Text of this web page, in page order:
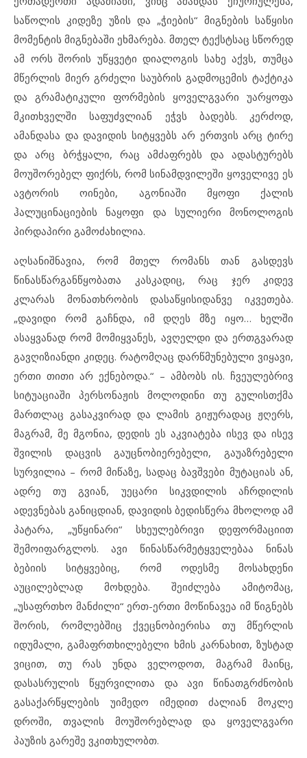
საწოლის კიდეზე უზის და „ჭიების“ მიგნების საწყისი
მომენტის მიგნებაში ეხმარება. მთელ ტექსტსაც სწორედ
ამ ორს შორის უწყვეტი დიალოგის სახე აქვს, თუმცა
მწერლის მიერ გრძელი საუბრის გადმოცემის ტაქტიკა
და გრამატიკული ფორმების ყოველგვარი უარყოფა
მკითხველში საფუძვლიან ეჭვს ბადებს. კერძოდ,
ამანდასა და დავიდის სიტყვებს არ ერთვის არც ტირე
და არც ბრჭყალი, რაც ამძაფრებს და ადასტურებს
მოუშორებელ ფიქრს, რომ სინამდვილეში ყოველივე ეს
ავტორის ოინები, აგონიაში მყოფი ქალის
ჰალუცინაციების ნაყოფი და სულიერი მონოლოგის
პირდაპირი გამოძახილია.
აღსანიშნავია, რომ მთელ რომანს თან გასდევს
წინასწარგანწყობათა კასკადიც, რაც ჯერ კიდევ
კლარას მონათხრობის დასაწყისიდანვე იკვეთება.
„დავიდი რომ გაჩნდა, იმ დღეს მზე იყო… ხელში
ასაყვანად რომ მომიყვანეს, ავღელდი და ერთგვარად
გავღიზიანდი კიდეც. რატომღაც დარწმუნებული ვიყავი,
ერთი თითი არ ექნებოდა.“ – ამბობს ის. ჩვეულებრივ
სიტუაციაში პერსონაჟის მოლოდინი თუ გულისთქმა
მართლაც გასაკვირად და ლამის გიჟურადაც ჟღერს,
მაგრამ, მე მგონია, დედის ეს აკვიატება ისევ და ისევ
შვილის დაცვის გაუცნობიერებელი, გაუაზრებელი
სურვილია – რომ მიწაზე, სადაც ბავშვები მუტაციას ან,
ადრე თუ გვიან, უეცარი სიკვდილის აჩრდილის
ადევნებას განიცდიან, დავიდის ბედისწერა მხოლოდ ამ
პატარა, „უწყინარი“ სხეულებრივი დეფორმაციით
შემოიფარგლოს. ავი წინასწარმეტყველებაა ნინას
ბებიის სიტყვებიც, რომ ოდესმე მოსახდენი
აუცილებლად მოხდება. შეიძლება ამიტომაც,
„უსაფრთხო მანძილი“ ერთ-ერთი მოწინავეა იმ წიგნებს
შორის, რომლებშიც ქვეცნობიერისა თუ მწერლის
იდუმალი, გამაფრთხილებელი ხმის კარნახით, ზუსტად
ვიცით, თუ რას უნდა ველოდოთ, მაგრამ მაინც,
დასასრულის წყურვილითა და ავი წინათგრძნობის
გასაქარწყლების უიმედო იმედით ძალიან მოკლე
დროში, თვალის მოუშორებლად და ყოველგვარი
პაუზის გარეშე ვკითხულობთ.